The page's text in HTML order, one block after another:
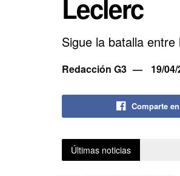
Leclerc
Sigue la batalla
Redacción G3 19/
Comparte
Últimas noticias